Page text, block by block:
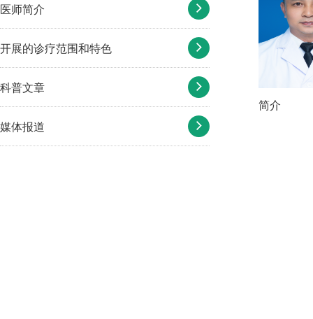
简介
医师简介
开展的诊疗范围和特色
科普文章
媒体报道